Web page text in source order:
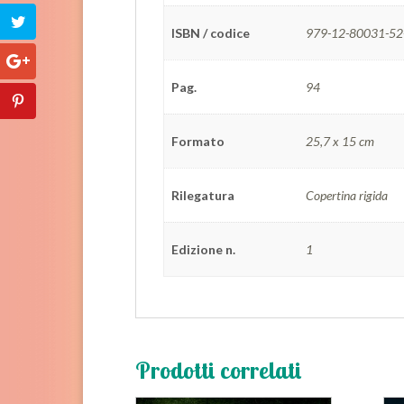
ISBN / codice 979-12-80031-
Pag. 94
Formato 25,7 x 15 cm
Rilegatura Copertina rigida
Edizione n. 1
Prodotti correlati